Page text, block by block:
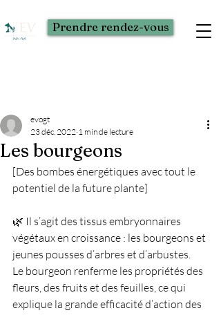
Prendre rendez-vous
Les bourgeons
evogt
23 déc. 2022 1 min de lecture
[Des bombes énergétiques avec tout le
potentiel de la future plante]
🌿 Il s’agit des tissus embryonnaires
végétaux en croissance : les bourgeons et
jeunes pousses d’arbres et d’arbustes.
Le bourgeon renferme les propriétés des
fleurs, des fruits et des feuilles, ce qui
explique la grande efficacité d’action des